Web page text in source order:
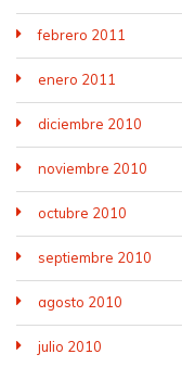
febrero 2011
enero 2011
diciembre 2010
noviembre 2010
octubre 2010
septiembre 2010
agosto 2010
julio 2010